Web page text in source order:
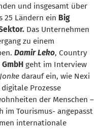
und insgesamt über
25 Ländern ein Big
Das Unternehmen
zu einem
Damir Leko, Country
geht im Interview
darauf ein, wie Nexi
Prozesse
der Menschen –
im Tourismus- angepasst
internationale